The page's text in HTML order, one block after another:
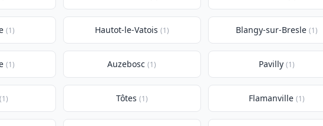
(1) Hautot-le-Vatois (1) Blangy-sur-Bresle (1)
(1) Auzebosc (1) Pavilly (1)
(1) Tôtes (1) Flamanville (1)